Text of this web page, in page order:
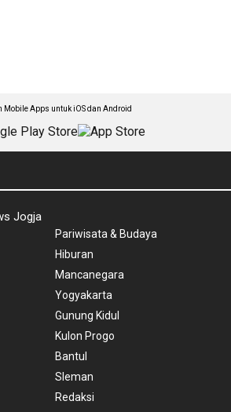
Mobile Apps untuk iOS dan Android
Jogja
Pariwisata & Budaya
Hiburan
Mancanegara
Yogyakarta
Gunung Kidul
Kulon Progo
Bantul
Sleman
Redaksi